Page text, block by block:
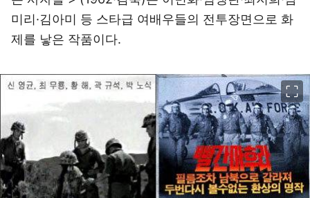
미리·김아미 등 스타급 여배우들의 전투장면으로 화
제를 낳은 작품이다.